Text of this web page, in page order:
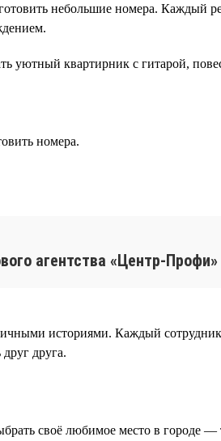
небольшие номера. Каждый
уютный квартирник с гитарой,
номера.
агентства «Центр-Профи»
историями. Каждый
друга.
своё любимое место в городе